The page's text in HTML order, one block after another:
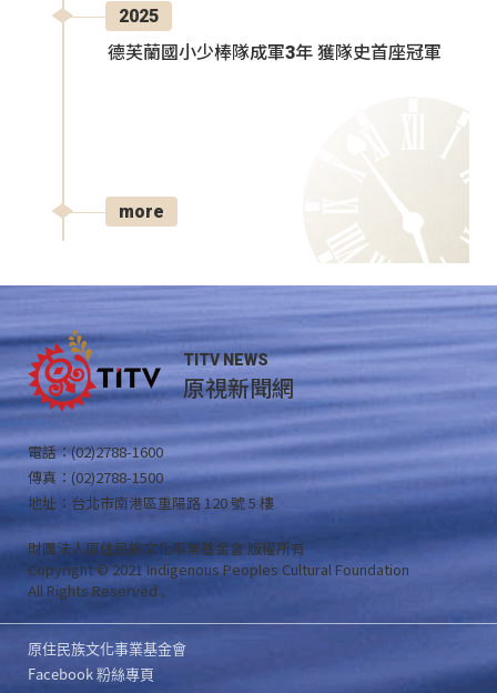
2025
德芙蘭國小少棒隊成軍3年 獲隊史首座冠軍
more
TITV NEWS
原視新聞網
電話：(02)2788-1600
傳真：(02)2788-1500
地址：台北市南港區重陽路 120 號 5 樓
財團法人原住民族文化事業基金會 版權所有
Copyright © 2021 Indigenous Peoples Cultural Foundation
All Rights Reserved .
原住民族文化事業基金會
Facebook 粉絲專頁